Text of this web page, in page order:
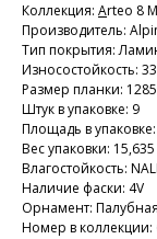
Коллекция: Arteo 8
Производитель:
Тип покрытия:
Износостойкость:
Размер планки:
Штук в упаковке: 9
Площадь в
Вес упаковки: 15,635
Влагостойкость:
Наличие фаски: 4V
Орнамент: Палубная
Номер в коллекции: